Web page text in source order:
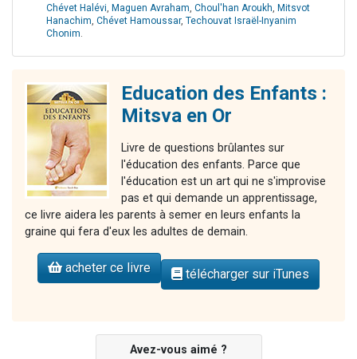
Chévet Halévi, Maguen Avraham, Choul'han Aroukh, Mitsvot
Hanachim, Chévet Hamoussar, Techouvat Israël-Inyanim
Chonim.
Education des Enfants :
Mitsva en Or
Livre de questions brûlantes sur
l'éducation des enfants. Parce que
l'éducation est un art qui ne s'improvise
pas et qui demande un apprentissage,
ce livre aidera les parents à semer en leurs enfants la
graine qui fera d'eux les adultes de demain.
acheter ce livre télécharger sur iTunes
Avez-vous aimé ?